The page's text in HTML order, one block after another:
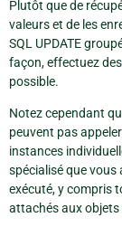
Plutôt que de
valeurs et de les
SQL UPDATE
façon, effectuez des
possible.
Notez cependant
peuvent pas
instances
spécialisé que vous
exécuté, y compris
attachés aux objets